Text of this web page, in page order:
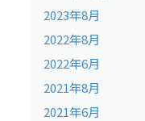
2023年8月
2022年8月
2022年6月
2021年8月
2021年6月